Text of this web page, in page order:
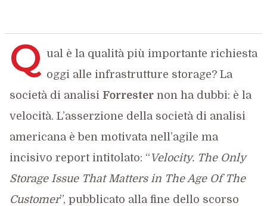
Q ual è la qualità più importante richiesta
oggi alle infrastrutture storage? La
società di analisi Forresternon ha dubbi: è la
velocità. L’asserzione della società di analisi
americana è ben motivata nell’agile ma
incisivo report intitolato: “ Velocity. The Only
Storage Issue That Matters in The Age Of The
Customer”, pubblicato alla fine dello scorso